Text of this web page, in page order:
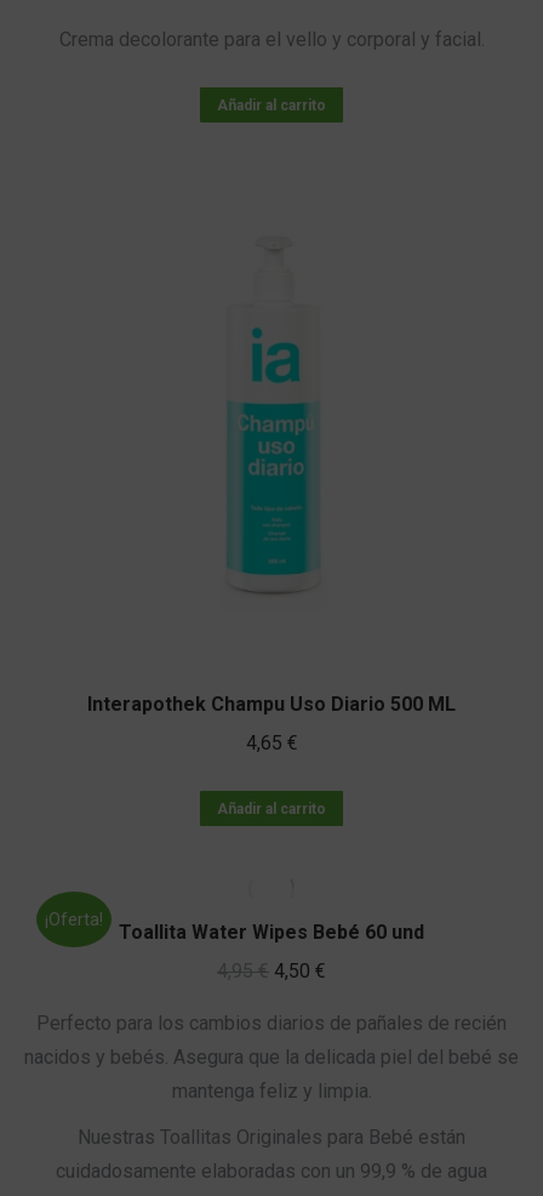
Crema decolorante para el vello y corporal y facial.
Añadir al carrito
Interapothek Champu Uso Diario 500 ML
4,65 €
Añadir al carrito
¡Oferta!
Toallita Water Wipes Bebé 60 und
4,95€ El
original
era:
4,95 €.
4,50 €
actual
es:
4,50 €.
Perfecto para los cambios diarios de pañales de recién
nacidos y bebés. Asegura que la delicada piel del bebé se
mantenga feliz y limpia.
Nuestras Toallitas Originales para Bebé están
cuidadosamente elaboradas con un 99,9 % de agua